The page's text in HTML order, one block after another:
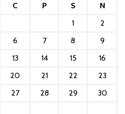
C P S
N
1
2
6 7 8
9
13 14 15
16
20 21 22
23
27 28 29
30